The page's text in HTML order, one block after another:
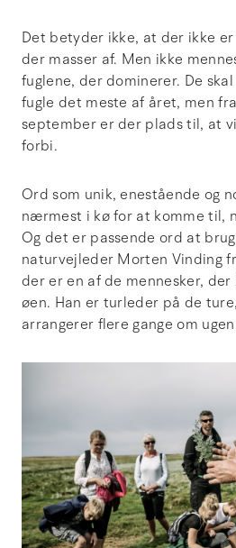
Det betyder ikke, at der ikke
der masser af. Men ikke
fuglene, der dominerer. De
fugle det meste af året, men
september er der plads til, at
forbi.
Ord som unik, enestående og
nærmest i kø for at komme til,
Og det er passende ord at
naturvejleder Morten Vinding
der er en af de mennesker,
øen. Han er turleder på de
arrangerer flere gange om